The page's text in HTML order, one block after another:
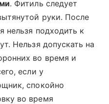
. Фитиль следует
руки. После
нельзя подходить к
Нельзя допускать на
во время и
если у
спокойно
во время